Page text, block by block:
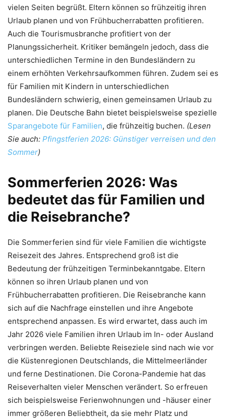
vielen Seiten begrüßt. Eltern können so frühzeitig ihren
Urlaub planen und von Frühbucherrabatten profitieren.
Auch die Tourismusbranche profitiert von der
Planungssicherheit. Kritiker bemängeln jedoch, dass die
unterschiedlichen Termine in den Bundesländern zu
einem erhöhten Verkehrsaufkommen führen. Zudem sei es
für Familien mit Kindern in unterschiedlichen
Bundesländern schwierig, einen gemeinsamen Urlaub zu
planen. Die Deutsche Bahn bietet beispielsweise spezielle
Sparangebote für Familien, die frühzeitig buchen. (Lesen
Sie auch: Pfingstferien 2026: Günstiger verreisen und den
Sommer)
Sommerferien 2026: Was
bedeutet das für Familien und
die Reisebranche?
Die Sommerferien sind für viele Familien die wichtigste
Reisezeit des Jahres. Entsprechend groß ist die
Bedeutung der frühzeitigen Terminbekanntgabe. Eltern
können so ihren Urlaub planen und von
Frühbucherrabatten profitieren. Die Reisebranche kann
sich auf die Nachfrage einstellen und ihre Angebote
entsprechend anpassen. Es wird erwartet, dass auch im
Jahr 2026 viele Familien ihren Urlaub im In- oder Ausland
verbringen werden. Beliebte Reiseziele sind nach wie vor
die Küstenregionen Deutschlands, die Mittelmeerländer
und ferne Destinationen. Die Corona-Pandemie hat das
Reiseverhalten vieler Menschen verändert. So erfreuen
sich beispielsweise Ferienwohnungen und -häuser einer
immer größeren Beliebtheit, da sie mehr Platz und